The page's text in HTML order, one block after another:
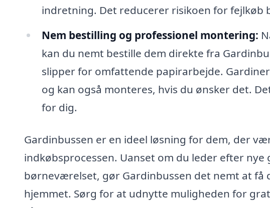
indretning. Det reducerer risikoen for fejlkøb
Nem bestilling og professionel montering:
kan du nemt bestille dem direkte fra
slipper for omfattende papirarbejde.
og kan også monteres, hvis du ønsker det.
for dig.
Gardinbussen er en ideel løsning for dem, der
indkøbsprocessen. Uanset om du leder efter
børneværelset, gør Gardinbussen det nemt at få
hjemmet. Sørg for at udnytte muligheden for